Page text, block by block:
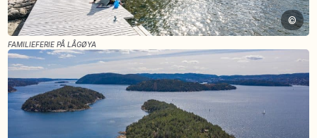
©
FAMILIEFERIE PÅ LÅGØYA